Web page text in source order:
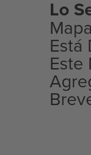
Lo
Está
Este